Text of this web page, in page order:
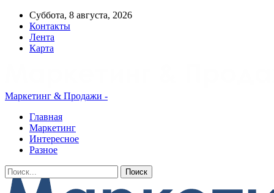
Суббота, 8 августа, 2026
Контакты
Лента
Карта
Маркетинг & Продажи -
Главная
Маркетинг
Интересное
Разное